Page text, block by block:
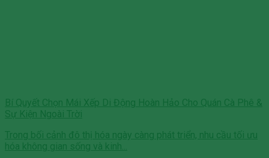
Bí Quyết Chọn Mái Xếp Di Động Hoàn Hảo Cho Quán Cà Phê &
Sự Kiện Ngoài Trời
Trong bối cảnh đô thị hóa ngày càng phát triển, nhu cầu tối ưu
hóa không gian sống và kinh...